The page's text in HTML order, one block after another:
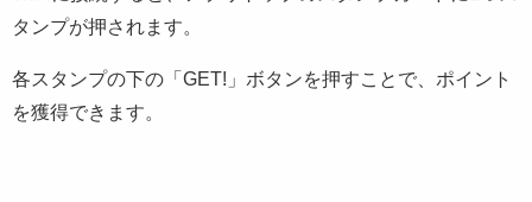
タンプが押されます。
各スタンプの下の「GET!」ボタンを押すことで、ポイント
を獲得できます。